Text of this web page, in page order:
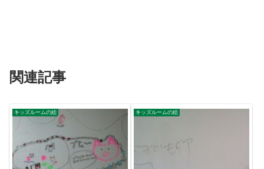
関連記事
キッズルームの絵 キッズルームの絵